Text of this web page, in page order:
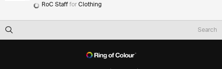
RoC StaffforClothing